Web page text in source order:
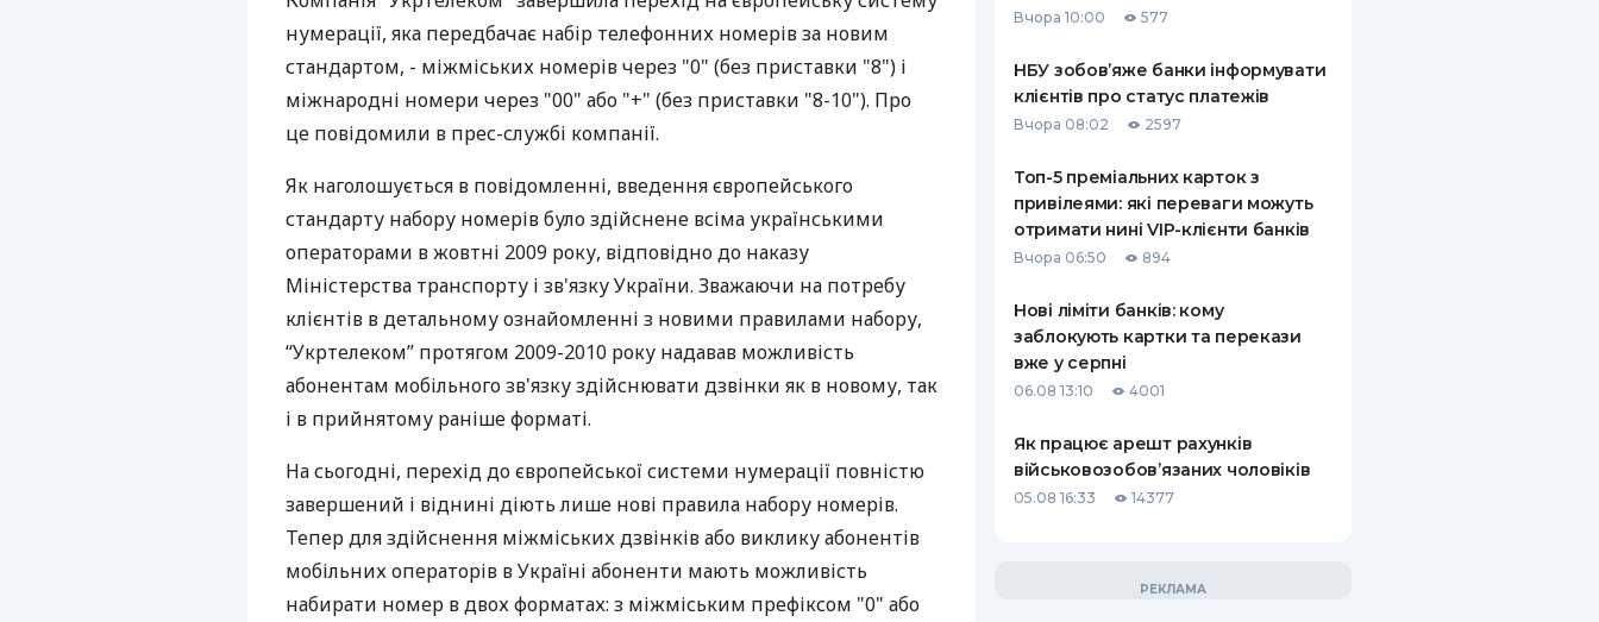
РЕЙТИНГ ДЕБЕТОВИХ
КАРТОК
ЩОМІСЯЧНИЙ ОГЛЯД
ПУТІВНИКИ ПО
СТРАХУВАННЮ
ВСІ СТРАХОВІ ПОЛІСИ
ВІДГУКИ ПРО СТРАХОВІ
КОМПАНІЇ
КОНТАКТИ
нумерації, яка передбачає набір телефонних номерів за новим
стандартом, - міжміських номерів через "0" (без приставки "8") і
міжнародні номери через "00" або "+" (без приставки "8-10"). Про
це повідомили в прес-службі компанії.
Як наголошується в повідомленні, введення європейського
стандарту набору номерів було здійснене всіма українськими
операторами в жовтні 2009 року, відповідно до наказу
Міністерства транспорту і зв'язку України. Зважаючи на потребу
клієнтів в детальному ознайомленні з новими правилами набору,
“Укртелеком” протягом 2009-2010 року надавав можливість
абонентам мобільного зв'язку здійснювати дзвінки як в новому, так
і в прийнятому раніше форматі.
На сьогодні, перехід до європейської системи нумерації повністю
завершений і віднині діють лише нові правила набору номерів.
Тепер для здійснення міжміських дзвінків або виклику абонентів
мобільних операторів в Україні абоненти мають можливість
набирати номер в двох форматах: з міжміським префіксом "0" або
Вчора 10:00 577
НБУ зобов’яже банки інформувати
клієнтів про статус платежів
Вчора 08:02 2597
Топ-5 преміальних карток з
привілеями: які переваги можуть
отримати нині VIP-клієнти банків
Вчора 06:50 894
Нові ліміти банків: кому
заблокують картки та перекази
вже у серпні
06.08 13:10 4001
Як працює арешт рахунків
військовозобов’язаних чоловіків
05.08 16:33 14377